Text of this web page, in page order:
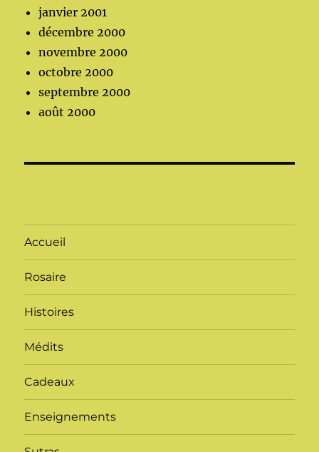
janvier 2001
décembre 2000
novembre 2000
octobre 2000
septembre 2000
août 2000
Accueil
Rosaire
Histoires
Médits
Cadeaux
Enseignements